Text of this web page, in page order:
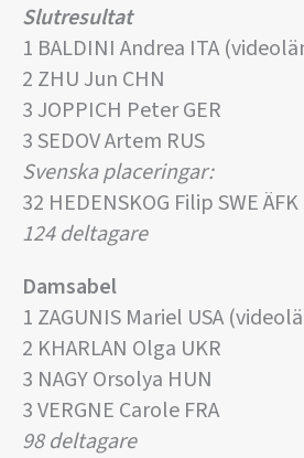
Slutresultat
1 BALDINI Andrea ITA
2 ZHU Jun CHN
3 JOPPICH Peter GER
3 SEDOV Artem RUS
Svenska placeringar:
32 HEDENSKOG Filip SWE ÄFK
124 deltagare
Damsabel
1 ZAGUNIS Mariel USA
2 KHARLAN Olga UKR
3 NAGY Orsolya HUN
3 VERGNE Carole FRA
98 deltagare